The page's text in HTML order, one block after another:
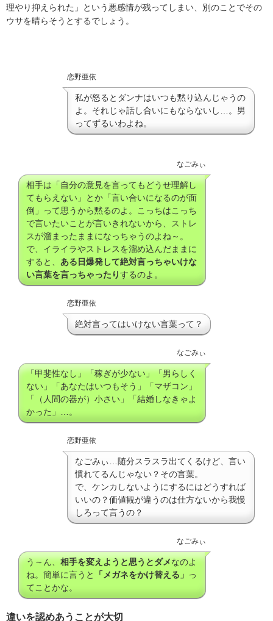
理やり抑えられた」という悪感情が残ってしまい、別のことでその
ウサを晴らそうとするでしょう。
恋野亜依
私が怒るとダンナはいつも黙り込んじゃうの
よ。それじゃ話し合いにもならないし…。男
ってずるいわよね。
なごみぃ
相手は「自分の意見を言ってもどうせ理解し
てもらえない」とか「言い合いになるのが面
倒」って思うから黙るのよ。こっちはこっち
で言いたいことが言いきれないから、ストレ
スが溜まったままになっちゃうのよね～。
で、イライラやストレスを溜め込んだままに
すると、 ある日爆発して絶対言っちゃいけな
い言葉を言っちゃったりするのよ。
恋野亜依
絶対言ってはいけない言葉って？
なごみぃ
「甲斐性なし」「稼ぎが少ない」「男らしく
ない」「あなたはいつもそう」「マザコン」
「（人間の器が）小さい」「結婚しなきゃよ
かった」…。
恋野亜依
なごみぃ…随分スラスラ出てくるけど、言い
慣れてるんじゃない？その言葉。
で、ケンカしないようにするにはどうすれば
いいの？価値観が違うのは仕方ないから我慢
しろって言うの？
なごみぃ
う～ん、相手を変えようと思うとダメなのよ
ね。簡単に言うと
「メガネをかけ替える」 っ
てことかな。
違いを認めあうことが大切